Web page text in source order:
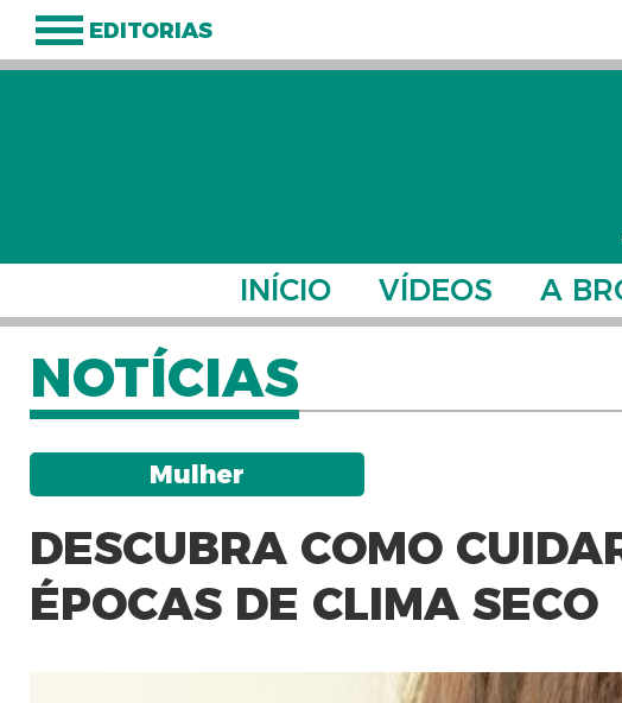
EDITORIAS
INÍCIO VÍDEOS A
NOTÍCIAS
Mulher
DESCUBRA COMO
ÉPOCAS DE CLIMA SECO